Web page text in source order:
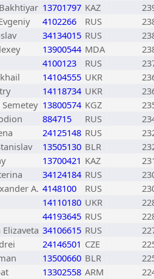
13701797 KAZ
4102266 RUS
34134015 RUS
13900544 MDA
4100123 RUS
14104555 UKR
14118734 UKR
13800574 KGZ
884715 RUS
24125148 RUS
13505130 BLR
13700421 KAZ
34124184 RUS
A. 4148100 RUS
14110180 UKR
44193645 RUS
34106615 RUS
24146501 CZE
13500660 BLR
13302558 ARM